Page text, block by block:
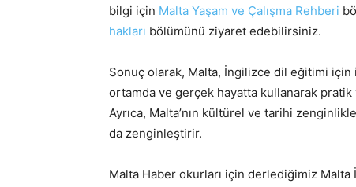
bilgi için Malta Yaşam ve Çalışma Rehberi
hakları bölümünü ziyaret edebilirsiniz.
Sonuç olarak, Malta, İngilizce dil eğitimi
ortamda ve gerçek hayatta kullanarak
Ayrıca, Malta’nın kültürel ve tarihi
da zenginleştirir.
Malta Haber okurları için derlediğimiz